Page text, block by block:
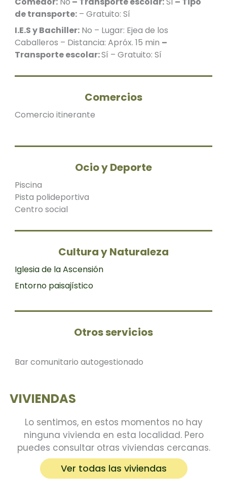
de transporte: – Gratuito: Sí
I.E.S y Bachiller: No – Lugar: Ejea de los
Caballeros – Distancia: Apróx. 15 min –
Transporte escolar:Sí – Gratuito: Sí
Comercios
Comercio itinerante
Ocio y Deporte
Piscina
Pista polideportiva
Centro social
Cultura y Naturaleza
Iglesia de la Ascensión
Entorno paisajístico
Otros servicios
Bar comunitario autogestionado
VIVIENDAS
Lo sentimos, en estos momentos no hay
ninguna vivienda en esta localidad. Pero
puedes consultar otras viviendas cercanas.
Ver todas las viviendas